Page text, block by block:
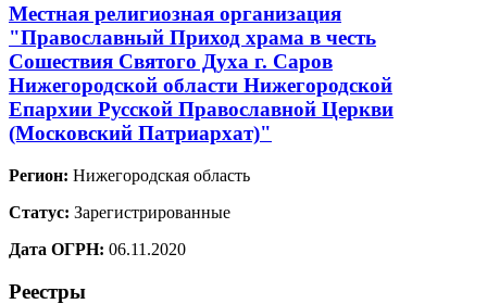
Местная религиозная организация
"Православный Приход храма в честь
Сошествия Святого Духа г. Саров
Нижегородской области Нижегородской
Епархии Русской Православной Церкви
(Московский Патриархат)"
Регион: Нижегородская область
Статус: Зарегистрированные
Дата ОГРН: 06.11.2020
Реестры